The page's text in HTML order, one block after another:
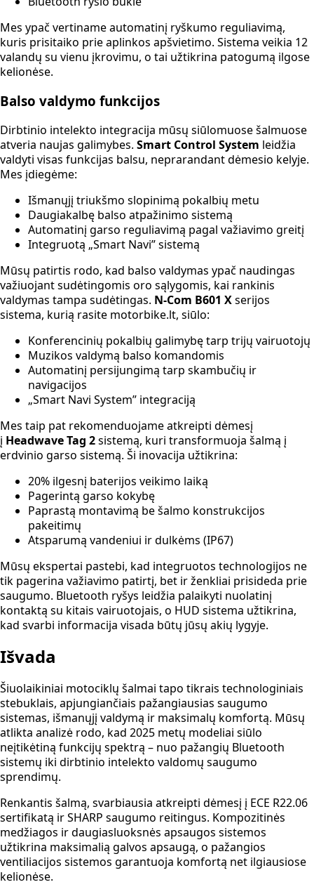
Mes ypač vertiname automatinį ryškumo reguliavimą,
kuris prisitaiko prie aplinkos apšvietimo. Sistema veikia 12
valandų su vienu įkrovimu, o tai užtikrina patogumą ilgose
kelionėse.
Balso valdymo funkcijos
Dirbtinio intelekto integracija mūsų siūlomuose šalmuose
atveria naujas galimybes. Smart Control System leidžia
valdyti visas funkcijas balsu, neprarandant dėmesio kelyje.
Mes įdiegėme:
Išmanųjį triukšmo slopinimą pokalbių metu
Daugiakalbę balso atpažinimo sistemą
Automatinį garso reguliavimą pagal važiavimo greitį
Integruotą „Smart Navi” sistemą
Mūsų patirtis rodo, kad balso valdymas ypač naudingas
važiuojant sudėtingomis oro sąlygomis, kai rankinis
valdymas tampa sudėtingas. N-Com B601 Xserijos
sistema, kurią rasite motorbike.lt, siūlo:
Konferencinių pokalbių galimybę tarp trijų vairuotojų
Muzikos valdymą balso komandomis
Automatinį persijungimą tarp skambučių ir
navigacijos
„Smart Navi System” integraciją
Mes taip pat rekomenduojame atkreipti dėmesį
į Headwave Tag 2sistemą, kuri transformuoja šalmą į
erdvinio garso sistemą. Ši inovacija užtikrina:
20% ilgesnį baterijos veikimo laiką
Pagerintą garso kokybę
Paprastą montavimą be šalmo konstrukcijos
pakeitimų
Atsparumą vandeniui ir dulkėms (IP67)
Mūsų ekspertai pastebi, kad integruotos technologijos ne
tik pagerina važiavimo patirtį, bet ir ženkliai prisideda prie
saugumo. Bluetooth ryšys leidžia palaikyti nuolatinį
kontaktą su kitais vairuotojais, o HUD sistema užtikrina,
kad svarbi informacija visada būtų jūsų akių lygyje.
Išvada
Šiuolaikiniai motociklų šalmai tapo tikrais technologiniais
stebuklais, apjungiančiais pažangiausias saugumo
sistemas, išmanųjį valdymą ir maksimalų komfortą. Mūsų
atlikta analizė rodo, kad 2025 metų modeliai siūlo
neįtikėtiną funkcijų spektrą – nuo pažangių Bluetooth
sistemų iki dirbtinio intelekto valdomų saugumo
sprendimų.
Renkantis šalmą, svarbiausia atkreipti dėmesį į ECE R22.06
sertifikatą ir SHARP saugumo reitingus. Kompozitinės
medžiagos ir daugiasluoksnės apsaugos sistemos
užtikrina maksimalią galvos apsaugą, o pažangios
ventiliacijos sistemos garantuoja komfortą net ilgiausiose
kelionėse.